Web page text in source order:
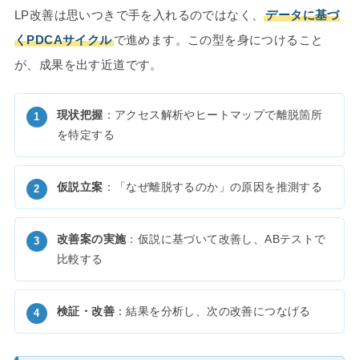
LP改善は思いつきで手を入れるのではなく、データに基づ
くPDCAサイクルで進めます。この型を身につけること
が、成果を出す近道です。
現状把握 ：アクセス解析やヒートマップで離脱箇所
を特定する
仮説立案 ：「なぜ離脱するのか」の原因を推測する
改善案の実施：仮説に基づいて改善し、ABテストで
比較する
検証・改善：結果を分析し、次の改善につなげる